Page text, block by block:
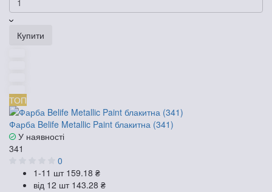
Купити
ТОП
Фарба Belife Metallic Paint блакитна (341)
У наявності
341
0
1-11 шт 159.18 ₴
від 12 шт 143.28 ₴